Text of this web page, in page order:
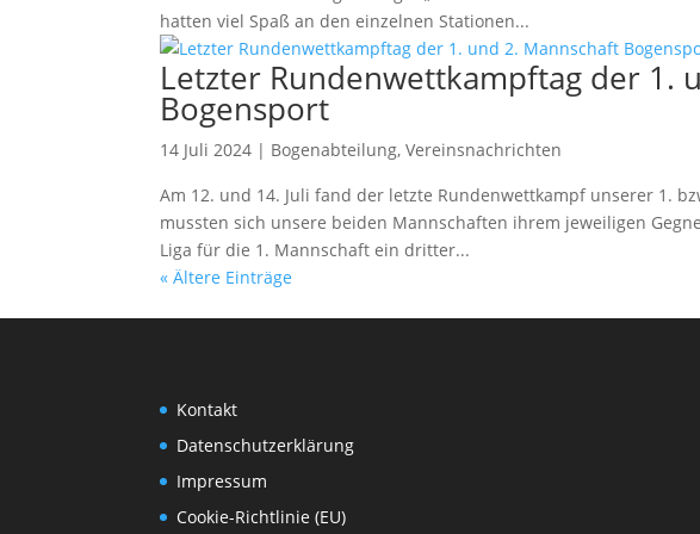
hatten viel Spaß an den einzelnen Stationen...
Letzter Rundenwettkampftag der 1.
Bogensport
14 Juli 2024 | Bogenabteilung,Vereinsnachrichten
Am 12. und 14. Juli fand der letzte Rundenwettkampf unserer 1.
mussten sich unsere beiden Mannschaften ihrem jeweiligen
Liga für die 1. Mannschaft ein dritter...
« Ältere Einträge
Kontakt
Datenschutzerklärung
Impressum
Cookie-Richtlinie (EU)